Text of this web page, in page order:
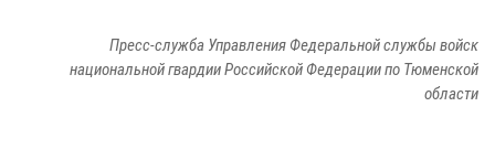
Пресс-служба Управления Федеральной службы войск
национальной гвардии Российской Федерации по Тюменской
области